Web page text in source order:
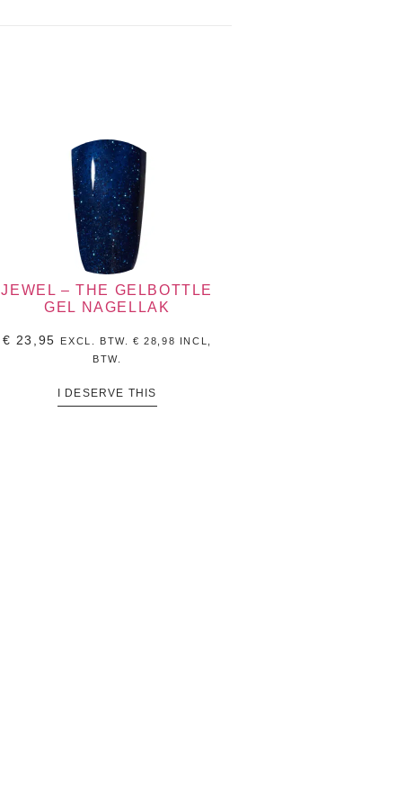
JEWEL – THE GELBOTTLE
GEL NAGELLAK
€ 23,95 EXCL. BTW.€ 28,98
INCL,
BTW.
I DESERVE THIS